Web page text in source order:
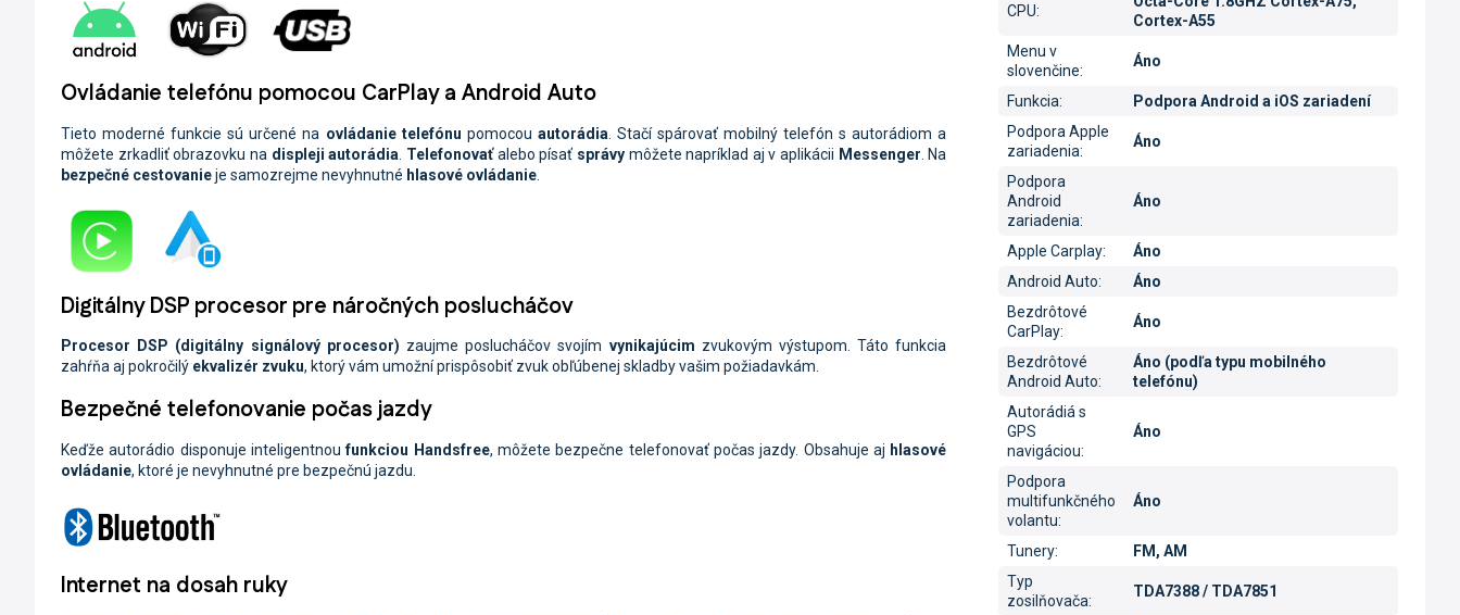
Ovládanie telefónu pomocou CarPlay a Android Auto
Tieto moderné funkcie sú určené na ovládanie telefónu pomocou autorádia . Stačí spárovať mobilný telefón s autorádiom a
môžete zrkadliť obrazovku na displeji autorádia Telefonovaťalebo písať správymôžete napríklad aj v aplikácii Messenger . Na
bezpečné cestovanieje samozrejme nevyhnutné hlasové ovládanie
Digitálny DSP procesor pre náročných poslucháčov
Procesor DSP (digitálny signálový procesor) zaujme poslucháčov svojím vynikajúcim zvukovým výstupom. Táto funkcia
zahŕňa aj pokročilý ekvalizér zvuku, ktorý vám umožní prispôsobiť zvuk obľúbenej skladby vašim požiadavkám.
Bezpečné telefonovanie počas jazdy
Keďže autorádio disponuje inteligentnoufunkciou Handsfree, môžete bezpečne telefonovať počas jazdy. Obsahuje aj hlasové
ovládanie, ktoré je nevyhnutné pre bezpečnú jazdu.
Internet na dosah ruky
CPU:
Cortex-A55
Menu v
slovenčine:
Áno
Funkcia:
Podpora Android a iOS zariadení
Podpora Apple
zariadenia:
Áno
Podpora
Android
zariadenia:
Áno
Apple Carplay:
Áno
Android Auto:
Áno
Bezdrôtové
CarPlay:
Áno
Bezdrôtové
Android Auto:
Áno (podľa typu mobilného
telefónu)
Autorádiá s
GPS
navigáciou:
Áno
Podpora
multifunkčného
volantu:
Áno
Tunery:
FM, AM
Typ
zosilňovača:
TDA7388 / TDA7851